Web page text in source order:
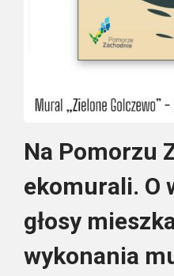
Na Pomorzu
ekomurali. O
głosy
wykonania